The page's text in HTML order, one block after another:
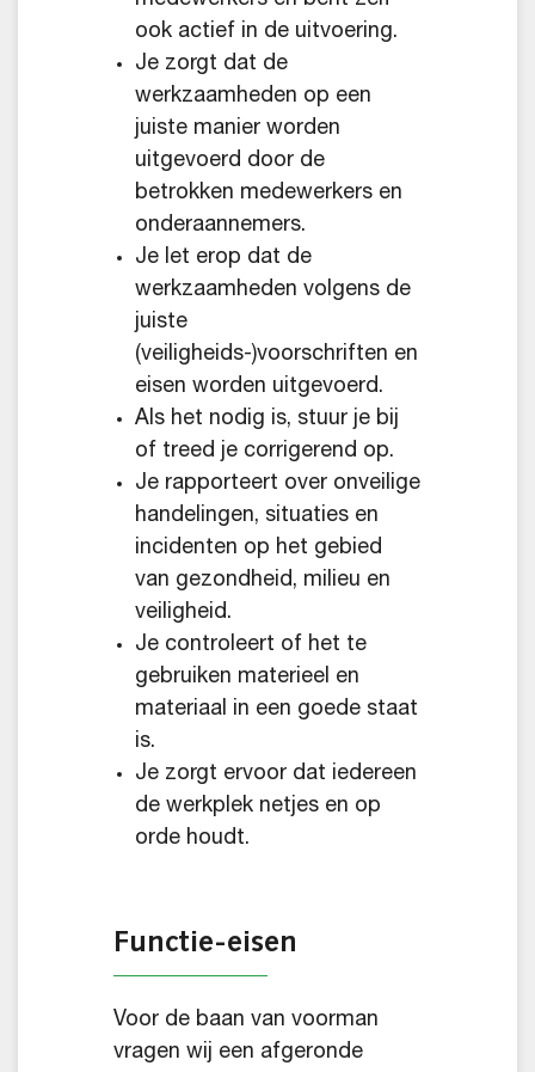
ook actief in de uitvoering.
Je zorgt dat de
werkzaamheden op een
juiste manier worden
uitgevoerd door de
betrokken medewerkers en
onderaannemers.
Je let erop dat de
werkzaamheden volgens de
juiste
(veiligheids-)voorschriften en
eisen worden uitgevoerd.
Als het nodig is, stuur je bij
of treed je corrigerend op.
Je rapporteert over onveilige
handelingen, situaties en
incidenten op het gebied
van gezondheid, milieu en
veiligheid.
Je controleert of het te
gebruiken materieel en
materiaal in een goede staat
is.
Je zorgt ervoor dat iedereen
de werkplek netjes en op
orde houdt.
Functie-eisen
Voor de baan van voorman
vragen wij een afgeronde